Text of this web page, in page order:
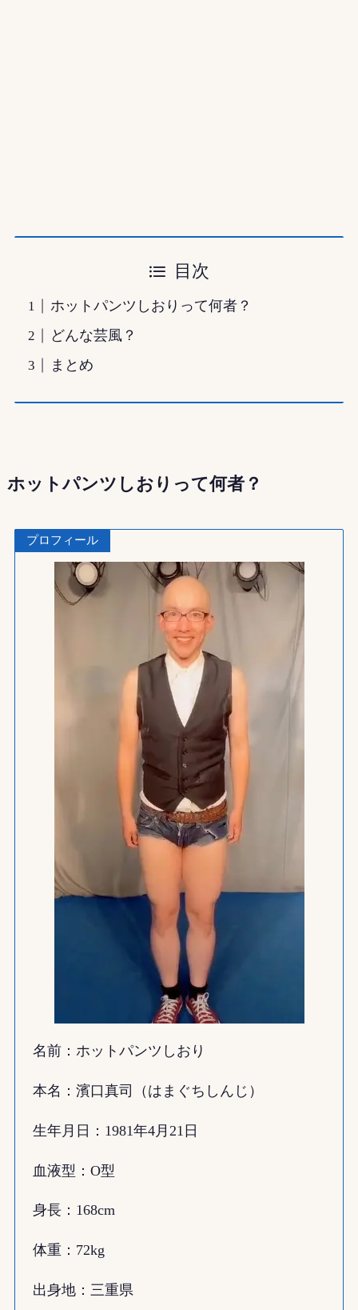
目次
ホットパンツしおりって何者？
どんな芸風？
まとめ
ホットパンツしおりって何者？
プロフィール
名前：ホットパンツしおり
本名：濱口真司（はまぐちしんじ）
生年月日：1981年4月21日
血液型：O型
身長：168cm
体重：72kg
出身地：三重県